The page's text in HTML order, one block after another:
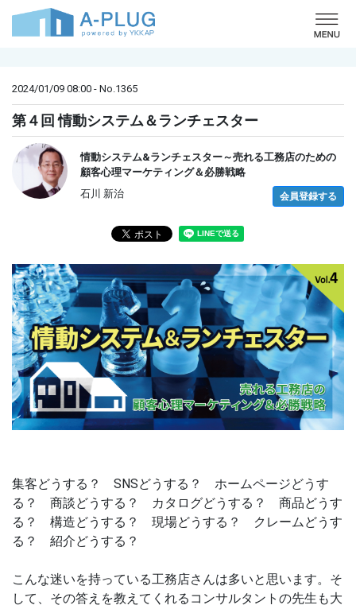
2024/01/09 08:00 - No.1365
第４回 情動システム＆ランチェスター
情動システム&ランチェスター～売れる工務店のための
顧客心理マーケティング＆必勝戦略
石川 新治
会員登録する
集客どうする？ SNSどうする？ ホームページどうす
る？ 商談どうする？ カタログどうする？ 商品どうす
る？ 構造どうする？ 現場どうする？ クレームどうす
る？ 紹介どうする？
こんな迷いを持っている工務店さんは多いと思います。そ
して、その答えを教えてくれるコンサルタントの先生も大